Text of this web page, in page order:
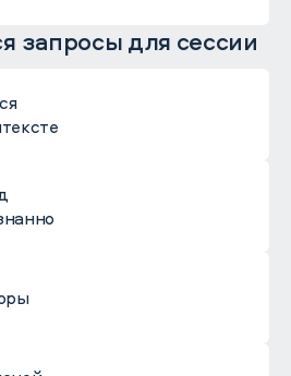
запросы для сессии